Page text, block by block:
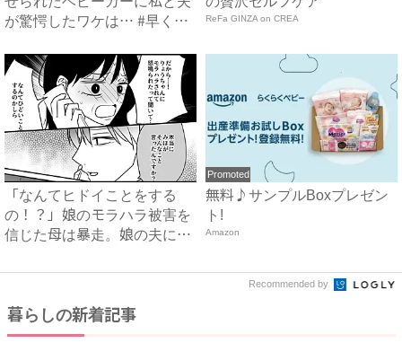
が驚愕したワケは… #早く
ReFa GINZA on CREA
「なんてヒドイことをする
の！？」娘のモラハラ被害を
信じた母は暴走。娘の夫に電
Promoted
無料♪サンプルBoxプレゼン
ト!
Amazon
Recommended by
暮らしの新着記事